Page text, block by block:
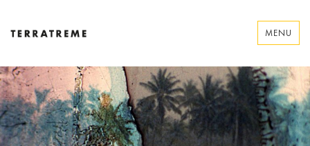
Terratreme
MENU